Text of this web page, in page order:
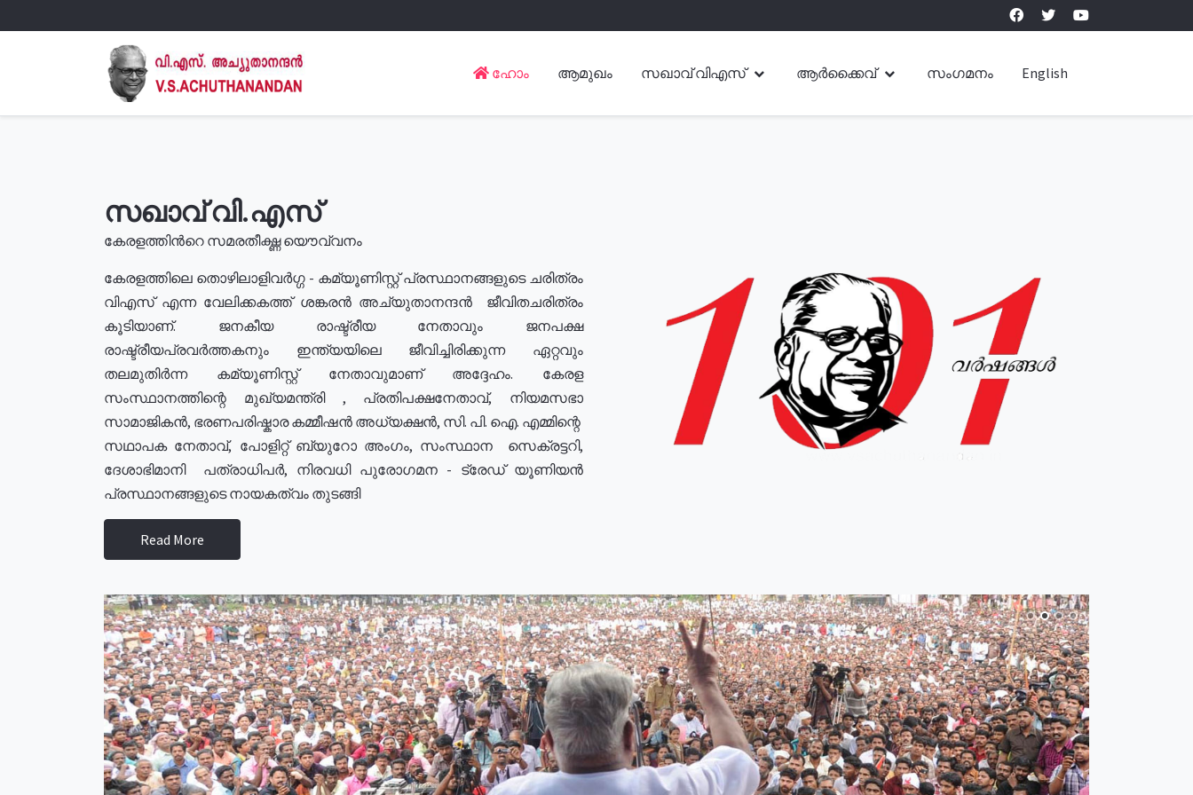
ഹോം ആമുഖം സഖാവ് വിഎസ് ആർക്കൈവ് സംഗമനം English
സഖാവ് വി.എസ്
കേരളത്തിൻറെ സമരതീക്ഷ്ണ യൌവ്വനം
കേരളത്തിലെ തൊഴിലാളിവർഗ്ഗ - കമ്യൂണിസ്റ്റ് പ്രസ്ഥാനങ്ങളുടെ ചരിത്രം
വിഎസ് എന്ന വേലിക്കകത്ത് ശങ്കരൻ അച്യുതാനന്ദൻ ജീവിതചരിത്രം
കൂടിയാണ്. ജനകീയ രാഷ്ട്രീയ നേതാവും ജനപക്ഷ
രാഷ്ട്രീയപ്രവർത്തകനും ഇന്ത്യയിലെ ജീവിച്ചിരിക്കുന്ന ഏറ്റവും
തലമുതിർന്ന കമ്യൂണിസ്റ്റ് നേതാവുമാണ് അദ്ദേഹം. കേരള
സംസ്ഥാനത്തിന്റെ മുഖ്യമന്ത്രി , പ്രതിപക്ഷനേതാവ്, നിയമസഭാ
സാമാജികൻ, ഭരണപരിഷ്കാര കമ്മീഷൻ അധ്യക്ഷൻ, സി. പി. ഐ. എമ്മിന്റെ
സഥാപക നേതാവ്, പോളിറ്റ് ബ്യുറോ അംഗം, സംസ്ഥാന സെക്രട്ടറി,
ദേശാഭിമാനി പത്രാധിപർ, നിരവധി പുരോഗമന - ട്രേഡ് യൂണിയൻ
പ്രസ്ഥാനങ്ങളുടെ നായകത്വം തുടങ്ങി
Read More